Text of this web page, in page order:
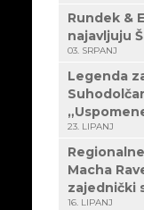
Rundek &
najavljuju
03. SRPANJ
Legenda
23. LIPANJ
Macha
zajednički
16. LIPANJ